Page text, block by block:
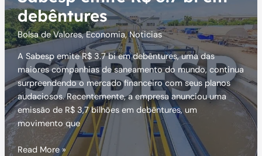
Alta
de
Estoques
debêntures
Bolsa de Valores,Economia,Noticias
A Sabesp emite R$ 3.7 bi em debêntures, uma das
maiores companhias de saneamento do mundo, continua
surpreendendo o mercado financeiro com seus planos
audaciosos. Recentemente, a empresa anunciou uma
emissão de R$ 3,7 bilhões em debêntures, um
movimento que
Sabesp
Read More »